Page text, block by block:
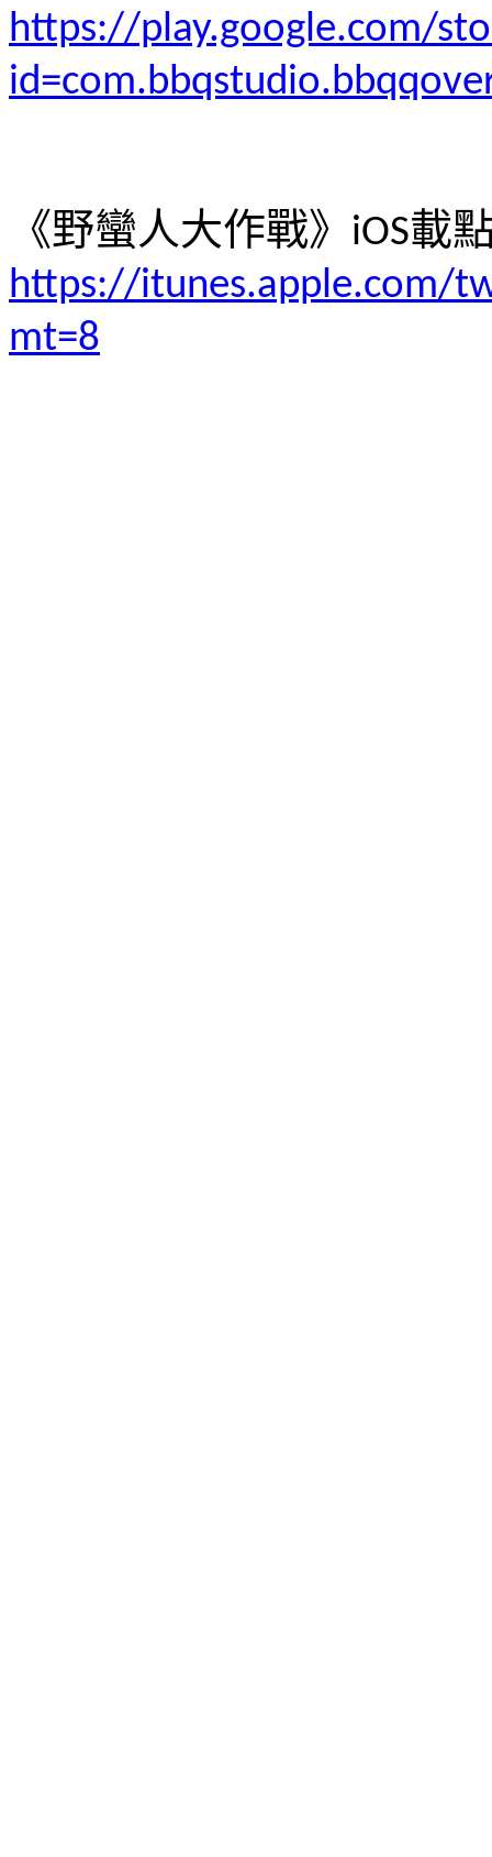
https://play.google.com/
《野蠻人大作戰》 iOS載
https://itunes.apple.com/tw/
mt=8